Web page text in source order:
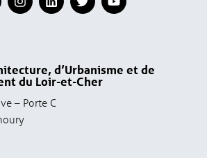
d’Urbanisme et de
du Loir-et-Cher
– Porte C